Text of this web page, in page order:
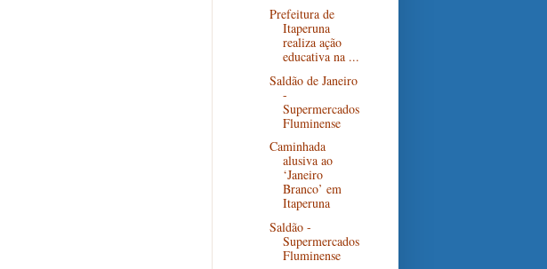
Prefeitura de
Itaperuna
realiza ação
educativa na ...
Saldão de Janeiro
-
Supermercados
Fluminense
Caminhada
alusiva ao
‘Janeiro
Branco’ em
Itaperuna
Saldão -
Supermercados
Fluminense